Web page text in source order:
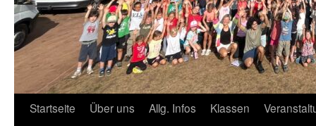
Zum
Startseite Über uns Allg. Infos Klassen